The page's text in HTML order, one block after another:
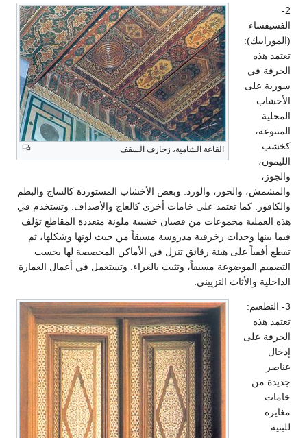
القاعة الشامية، زخارف السقف
والحور، والورد. وبعض الأخشاب المستوردة كالساج والبطم
كما تعتمد على خامات أخرى كالعاج والأصداف. وتستخدم في
مجموعات من قضبان خشبية ملونة متعددة المقاطع تؤلف
وحدات زخرفية مدروسة مسبقاً من حيث لونها وشكلها، ثم
على هيئة رقائق تنزل في الأماكن المخصصة لها بحسب
الموضوعة مسبقاً، وتثبت بالغراء. وتستعمل في أعمال العمارة
والأثاث التزييني.
على